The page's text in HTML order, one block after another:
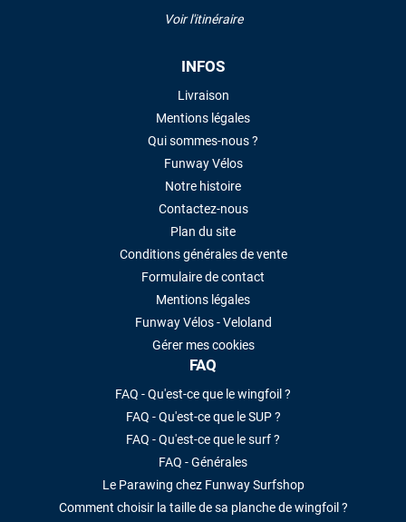
Voir l'itinéraire
INFOS
Livraison
Mentions légales
Qui sommes-nous ?
Funway Vélos
Notre histoire
Contactez-nous
Plan du site
Conditions générales de vente
Formulaire de contact
Mentions légales
Funway Vélos - Veloland
Gérer mes cookies
FAQ
FAQ - Qu'est-ce que le wingfoil ?
FAQ - Qu'est-ce que le SUP ?
FAQ - Qu'est-ce que le surf ?
FAQ - Générales
Le Parawing chez Funway Surfshop
Comment choisir la taille de sa planche de wingfoil ?